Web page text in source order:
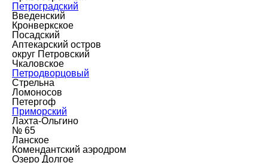
Петроградский
Введенский
Кронверкское
Посадский
Аптекарский остров
округ Петровский
Чкаловское
Петродворцовый
Стрельна
Ломоносов
Петергоф
Приморский
Лахта-Ольгино
№ 65
Ланское
Комендантский аэродром
Озеро Долгое